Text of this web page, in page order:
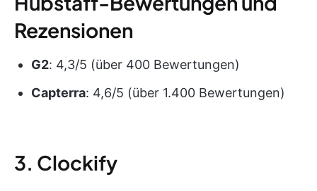
Rezensionen
G2: 4,3/5 (über 400 Bewertungen)
Capterra: 4,6/5 (über 1.400 Bewertungen)
3. Clockify